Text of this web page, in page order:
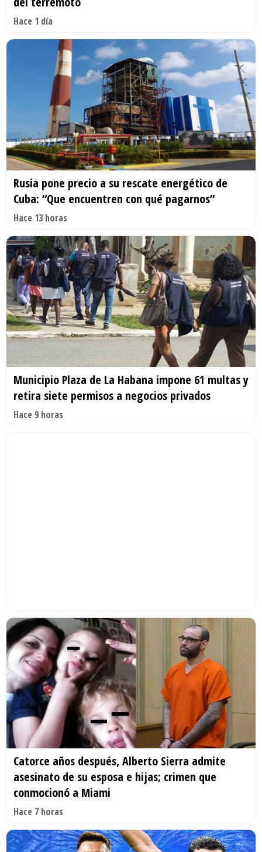
Hace 1 día
Rusia pone precio a su rescate energético de
Cuba: “Que encuentren con qué pagarnos”
Hace 13 horas
Municipio Plaza de La Habana impone 61 multas y
retira siete permisos a negocios privados
Hace 9 horas
Catorce años después, Alberto Sierra admite
asesinato de su esposa e hijas; crimen que
conmocionó a Miami
Hace 7 horas